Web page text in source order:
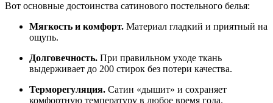
Вот основные достоинства сатинового постельного белья:
Мягкость и комфорт. Материал гладкий и приятный на
ощупь.
Долговечность. При правильном уходе ткань
выдерживает до 200 стирок без потери качества.
Терморегуляция. Сатин «дышит» и сохраняет
комфортную температуру в любое время года.